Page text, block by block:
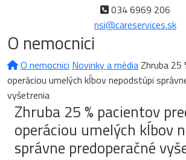
034 6969 206
nsi@careservices.sk
O nemocnici
O nemocnici Novinky a médiaZhruba 25
operáciou umelých kĺbov nepodstúpi
vyšetrenia
Zhruba 25 % pacientov
operáciou umelých kĺbov
správne predoperačné